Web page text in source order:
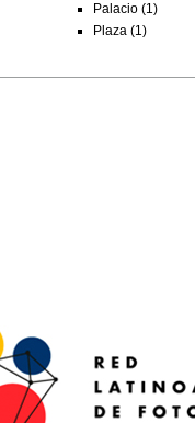
Palacio (1)
Plaza (1)